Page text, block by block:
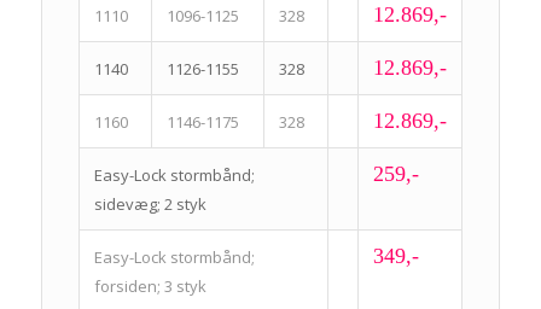
1110 1096-1125 328 12.869,-
1140 1126-1155 328 12.869,-
1160 1146-1175 328 12.869,-
Easy-Lock stormbånd;
sidevæg; 2 styk
259,-
Easy-Lock stormbånd;
forsiden; 3 styk
349,-